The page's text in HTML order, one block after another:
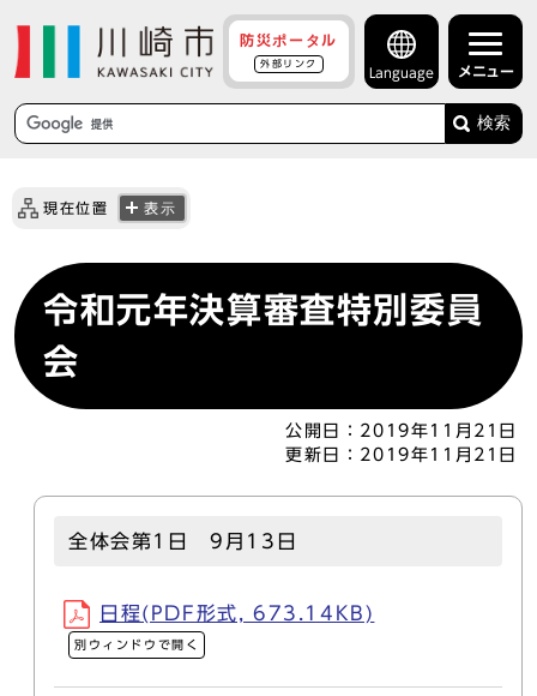
防災ポータル
外部リンク
Language メニュー
検索
現在位置 表示
令和元年決算審査特別委員
会
公開日： 2019年11月21日
更新日： 2019年11月21日
全体会第1日 9月13日
日程(PDF形式, 673.14KB)
別ウィンドウで開く